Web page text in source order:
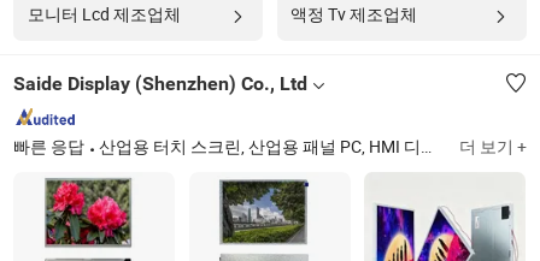
모니터 Lcd 제조업체 액정 Tv 제조업체
Saide Display (Shenzhen) Co., Ltd
빠른 응답 산업용 터치 스크린, 산업용 패널 PC, HMI 디스플레이, 오픈 프레임 모니터, 내구성 모니터, 방수 모니터, 햇빛 가독성 디스플레이, 의료용 터치 스크린 디스플레이, 해양용 터치 스크린 모니터, 산업용 LCD 모듈 더 보기 +